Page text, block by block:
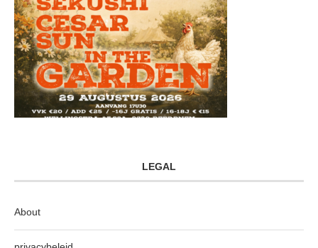
LEGAL
About